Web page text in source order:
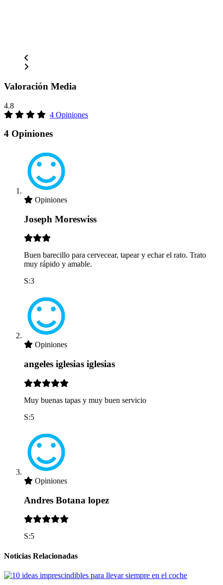
Valoración Media
4.8
4 Opiniones
4 Opiniones
Opiniones
Joseph Moreswiss
Buen barecillo para cervecear, tapear y echar el rato. Trato
muy rápido y amable.
S:3
Opiniones
angeles iglesias iglesias
Muy buenas tapas y muy buen servicio
S:5
Opiniones
Andres Botana lopez
S:5
Noticias Relacionadas